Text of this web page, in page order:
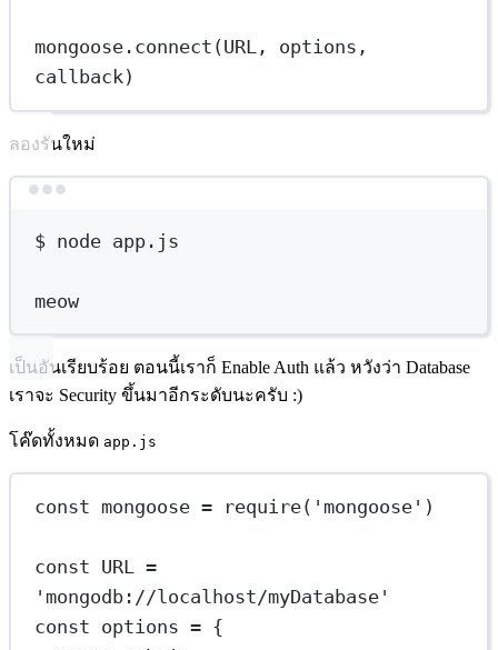
mongoose. connect (URL , options,
callback)
ลองรันใหม่
$ node app.js
meow
เป็นอันเรียบร้อย ตอนนี้เราก็ Enable Auth แล้ว หวังว่า Database
เราจะ Security ขึ้นมาอีกระดับนะครับ :)
โค๊ดทั้งหมด app.js
const mongoose = require( 'mongoose' )
const URL
=
'mongodb://localhost/myDatabase'
const options = {